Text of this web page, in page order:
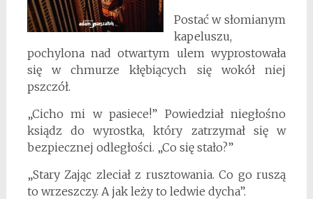
Postać w słomianym
kapeluszu,
pochylona nad otwartym ulem wyprostowała
się w chmurze kłębiących się wokół niej
pszczół.
„Cicho mi w pasiece!” Powiedział niegłośno
ksiądz do wyrostka, który zatrzymał się w
bezpiecznej odległości. „Co się stało?”
„Stary Zając zleciał z rusztowania. Co go ruszą
to wrzeszczy. A jak leży to ledwie dycha”.